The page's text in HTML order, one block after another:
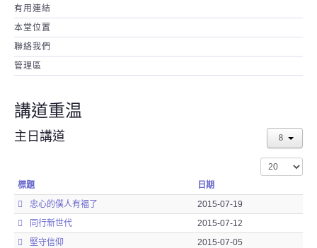
有用連結
本堂位置
聯絡我們
管理區
講道重温
主日講道
顯示數目
標題
日期
忠心的僕人有褔了
2015-07-19
同行新世代
2015-07-12
堅守信仰
2015-07-05